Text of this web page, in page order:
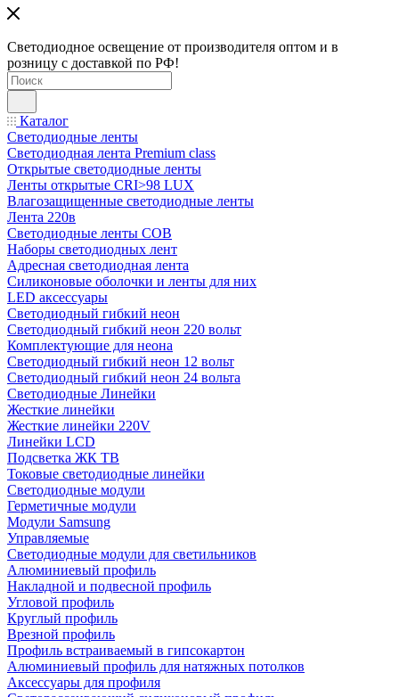
Светодиодное освещение от производителя оптом и в
розницу с доставкой по РФ!
Каталог
Светодиодные ленты
Светодиодная лента Premium class
Открытые светодиодные ленты
Ленты открытые CRI>98 LUX
Влагозащищенные светодиодные ленты
Лента 220в
Светодиодные ленты COB
Наборы светодиодных лент
Адресная светодиодная лента
Силиконовые оболочки и ленты для них
LED аксессуары
Светодиодный гибкий неон
Светодиодный гибкий неон 220 вольт
Комплектующие для неона
Светодиодный гибкий неон 12 вольт
Светодиодный гибкий неон 24 вольта
Светодиодные Линейки
Жесткие линейки
Жесткие линейки 220V
Линейки LCD
Подсветка ЖК ТВ
Токовые светодиодные линейки
Светодиодные модули
Герметичные модули
Модули Samsung
Управляемые
Светодиодные модули для светильников
Алюминиевый профиль
Накладной и подвесной профиль
Угловой профиль
Круглый профиль
Врезной профиль
Профиль встраиваемый в гипсокартон
Алюминиевый профиль для натяжных потолков
Аксессуары для профиля